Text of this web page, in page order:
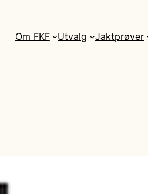
Om FKF Utvalg Jaktprøver